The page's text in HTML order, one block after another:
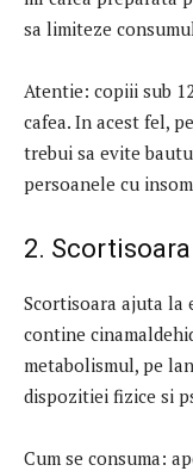
sa limiteze
Atentie: copiii sub
cafea. In acest fel,
trebui sa evite
persoanele cu
2. Scortisoara
Scortisoara ajuta la
contine
metabolismul, pe
dispozitiei fizice si
Cum se consuma: